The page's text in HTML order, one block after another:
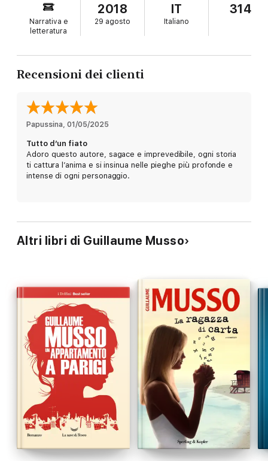
Fino alla fine del liceo erano inseparabili, ma da allora Fanny,
Thomas e Maxime – i migliori amici di Vinca – non si sono più
rivolti la parola. Si ritrovano ora a una riunione di ex alunni.
Venticinque anni prima, in terribili circostanze, hanno tutti e tre
fare spazio a un altro edificio. D’ora in poi, niente potrà più
impedire che la verità sul caso di Vinca venga a galla.
Dal maestro del noir il nuovo palpitante romanzo che ha scalato
ancora una volta la vetta delle
Narrativa e
letteratura
2018
29 agosto
IT
Italiano
314
Recensioni dei clienti
Papussina, 01/05/2025
Tutto d’un fiato
Adoro questo autore, sagace e imprevedibile, ogni storia
ti cattura l’anima e si insinua nelle pieghe più profonde e
intense di ogni personaggio.
Altri libri di Guillaume Musso